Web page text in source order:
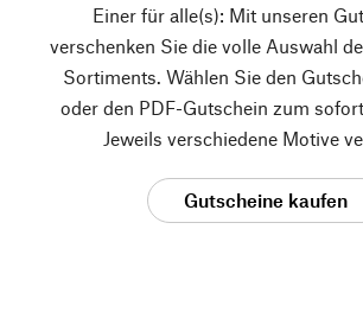
Einer für alle(s): Mit unseren
verschenken Sie die volle Auswahl
Sortiments. Wählen Sie den
oder den PDF-Gutschein zum
Jeweils verschiedene Motive
Gutscheine kaufen